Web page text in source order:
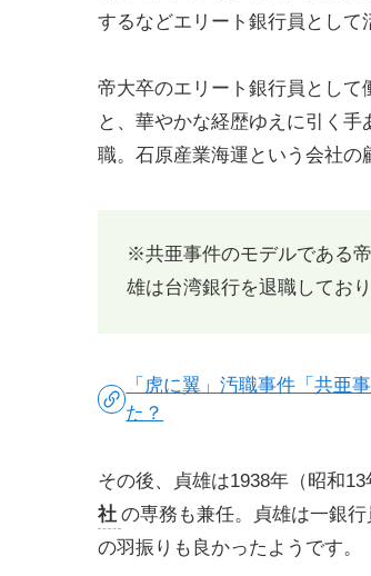
するなどエリート銀行員として
帝大卒のエリート銀行員とし
と、華やかな経歴ゆえに引く
職。石原産業海運という会社の
※共亜事件のモデルである
雄は台湾銀行を退職してお
「虎に翼」汚職事件「共
た？
その後、貞雄は1938年（昭和
社 の専務も兼任。貞雄は一銀
の羽振りも良かったようです。